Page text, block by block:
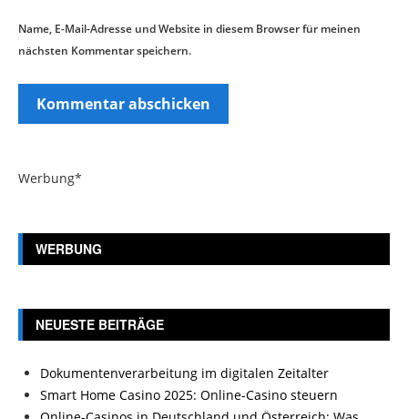
Name, E-Mail-Adresse und Website in diesem Browser für meinen
nächsten Kommentar speichern.
Werbung*
WERBUNG
NEUESTE BEITRÄGE
Dokumentenverarbeitung im digitalen Zeitalter
Smart Home Casino 2025: Online-Casino steuern